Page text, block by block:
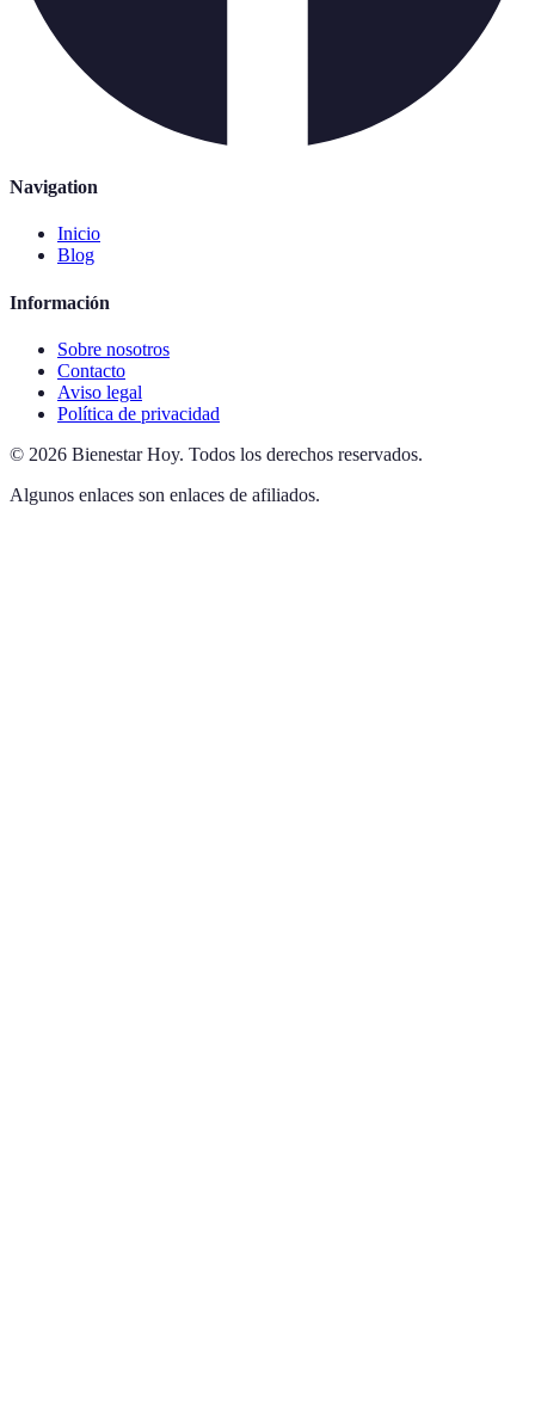
Navigation
Inicio
Blog
Información
Sobre nosotros
Contacto
Aviso legal
Política de privacidad
© 2026 Bienestar Hoy. Todos los derechos reservados.
Algunos enlaces son enlaces de afiliados.